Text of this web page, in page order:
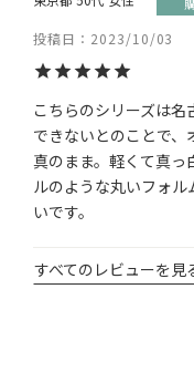
投稿日 2023/10/03
こちらのシリーズは
できないとのことで
真のまま。軽くて真っ
ルのような丸いフォル
いです。
すべてのレビューを見